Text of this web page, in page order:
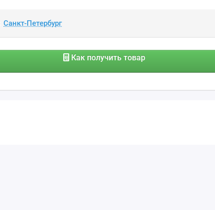
Как получить товар